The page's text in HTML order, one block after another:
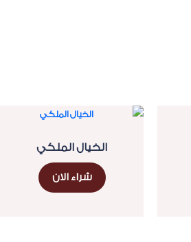
الخيال الملكي
شراء الان